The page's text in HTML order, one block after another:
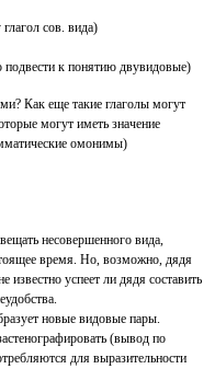
сов. вида)
к понятию двувидовые)
Как еще такие глаголы могут
могут иметь значение
омонимы)
несовершенного вида,
время. Но, возможно, дядя
успеет ли дядя составить
новые видовые пары.
(вывод по
для выразительности